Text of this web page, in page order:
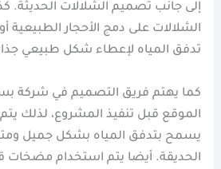
إلى جانب تصميم الشلالات
الشلالات على دمج الأحجار الطبيعية
تدفق المياه لإعطاء شكل طبيعي
كما يهتم فريق التصميم في شركة
الموقع قبل تنفيذ المشروع، لذلك
يسمح بتدفق المياه بشكل جميل
الحديقة. أيضا يتم استخدام مضخات